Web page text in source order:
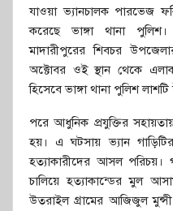
যাওয়া ভ্যানচালক পারভেজ
করেছে ভাঙ্গা থানা
মাদারীপুরের শিবচর
অক্টোবর ওই স্থান থেকে
হিসেবে ভাঙ্গা থানা পুলিশ
পরে আধুনিক প্রযুক্তির
হয়। এ ঘটসায় ভ্যান
হত্যাকারীদের আসল পরিচয়।
চালিয়ে হত্যাকান্ডের মুল
উতরাইল গ্রামের আজিজুল